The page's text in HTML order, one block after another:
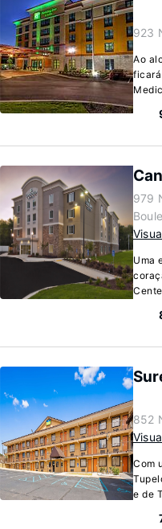
923
Ao
979
Uma
852
Com
e de